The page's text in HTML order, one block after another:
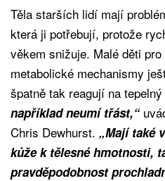
Těla starších lidí mají
která ji potřebují, protože
věkem snižuje. Malé děti
metabolické mechanismy
špatně tak reagují na
například neumí třást,“
Chris Dewhurst. „Mají také
kůže k tělesné hmotnosti,
pravděpodobnost